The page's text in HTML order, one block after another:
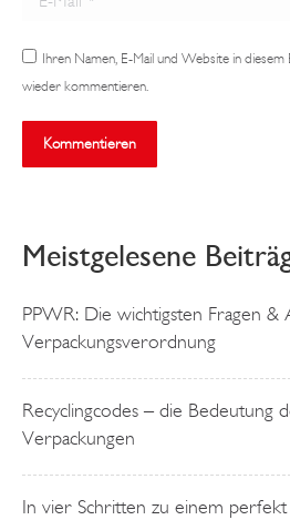
Ihren Namen, E-Mail und Website in diesem
wieder kommentieren.
Kommentieren
Meistgelesene
PPWR: Die wichtigsten Fragen
Verpackungsverordnung
Recyclingcodes – die Bedeutung
Verpackungen
In vier Schritten zu einem perfekt